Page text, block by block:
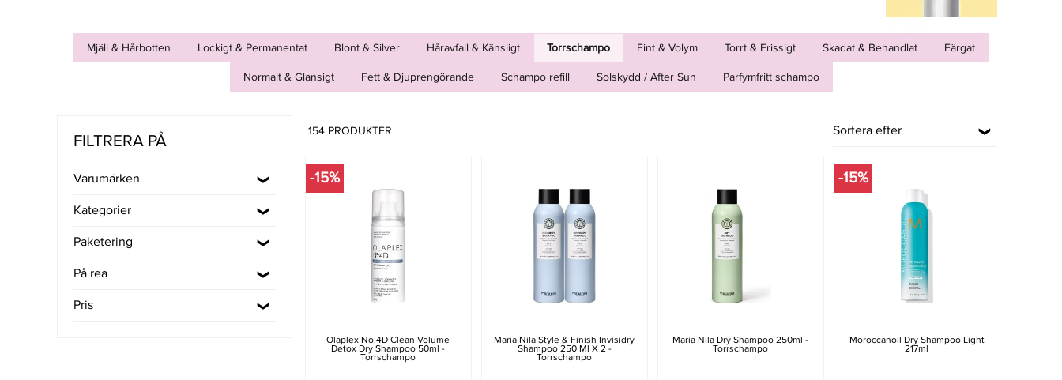
Mjäll & Hårbotten Lockigt & Permanentat Blont & Silver Håravfall & Känsligt Torrschampo Fint & Volym Torrt & Frissigt Skadat & Behandlat Färgat
Normalt & Glansigt Fett & Djuprengörande Schampo refill Solskydd / After Sun Parfymfritt schampo
FILTRERA PÅ
Varumärken
Kategorier
Paketering
På rea
Pris
154 PRODUKTER Sortera efter
-15%
Olaplex No.4D Clean Volume
Detox Dry Shampoo 50ml -
Torrschampo
Maria Nila Style & Finish Invisidry
Shampoo 250 Ml X 2 -
Torrschampo
Maria Nila Dry Shampoo 250ml -
Torrschampo
-15%
Moroccanoil Dry Shampoo Light
217ml